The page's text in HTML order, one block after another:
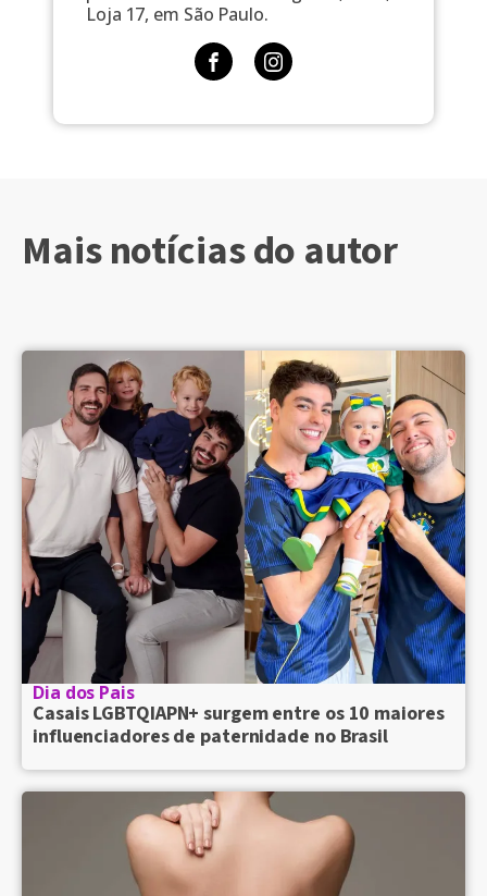
Loja 17, em São Paulo.
Mais notícias do autor
Dia dos Pais
Casais LGBTQIAPN+ surgem entre os 10 maiores
influenciadores de paternidade no Brasil